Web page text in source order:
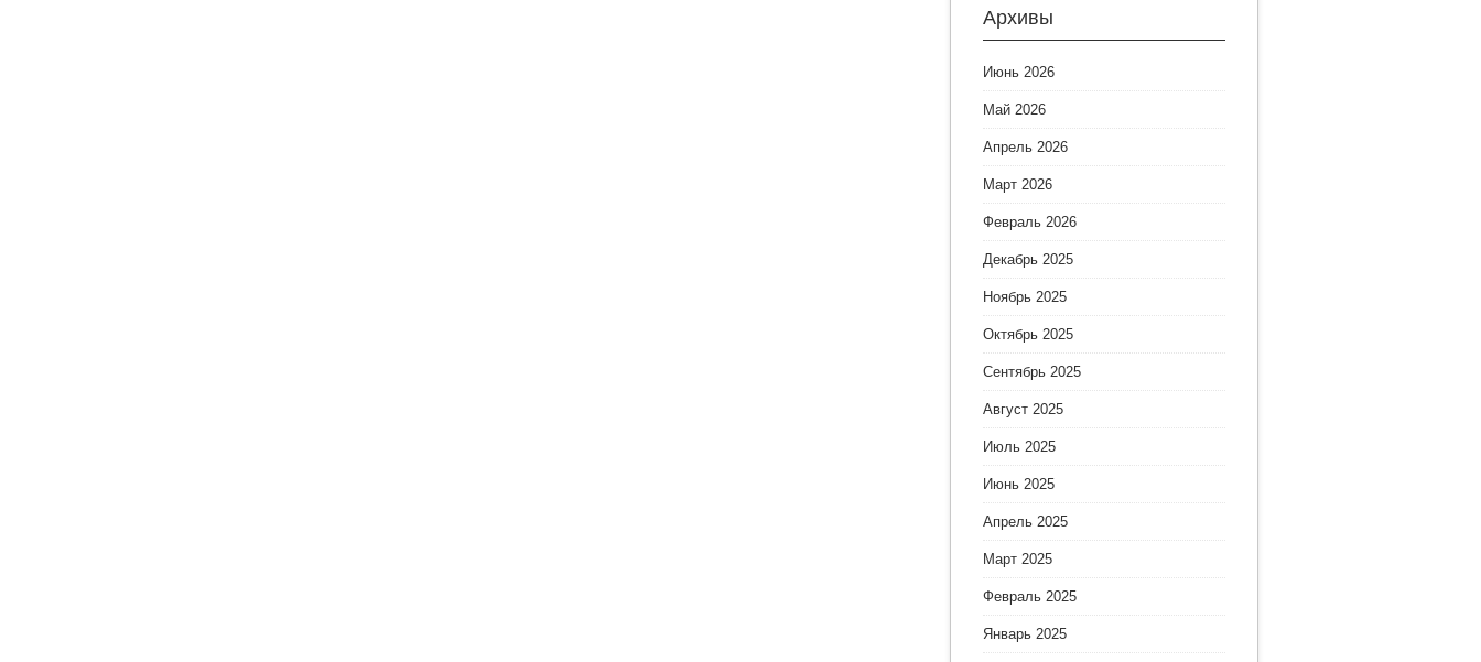
Архивы
Июнь 2026
Май 2026
Апрель 2026
Март 2026
Февраль 2026
Декабрь 2025
Ноябрь 2025
Октябрь 2025
Сентябрь 2025
Август 2025
Июль 2025
Июнь 2025
Апрель 2025
Март 2025
Февраль 2025
Январь 2025